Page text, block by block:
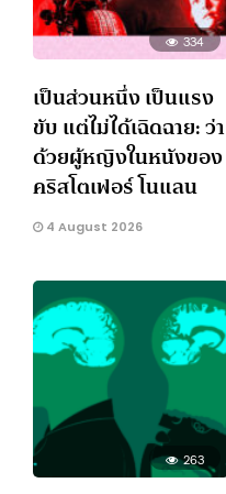
334
เป็นส่วนหนึ่ง เป็นแรง
ขับ แต่ไม่ได้เฉิดฉาย: ว่า
ด้วยผู้หญิงในหนังของ
คริสโตเฟอร์ โนแลน
4 August 2026
263